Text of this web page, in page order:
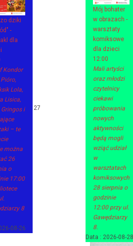
dziki
-
dla
Kondor
Lola,
Lisica,
i
– te
można
26
o
17:00
8
08-26
27
Mój bohater
w obrazach -
warsztaty
komiksowe
dla dzieci
12:00
Mali artyści
oraz młodzi
czytelnicy
ciekawi
próbowania
nowych
aktywności
będą mogli
wziąć udział
w
warsztatach
komiksowych
28 sierpnia o
godzinie
12:00 przy ul.
Gawędziarzy
8.
Data : 2026-08-28